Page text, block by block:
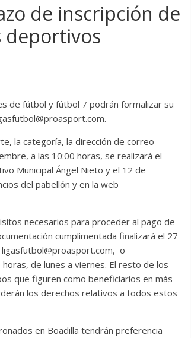
de inscripción de
deportivos
de fútbol y fútbol 7 podrán formalizar su
la categoría, la dirección de correo
a las 10:00 horas, se realizará el
Municipal Ángel Nieto y el 12 de
del pabellón y en la web
necesarios para proceder al pago de
cumplimentada finalizará el 27
o
de lunes a viernes. El resto de los
que figuren como beneficiarios en más
los derechos relativos a todos estos
en Boadilla tendrán preferencia